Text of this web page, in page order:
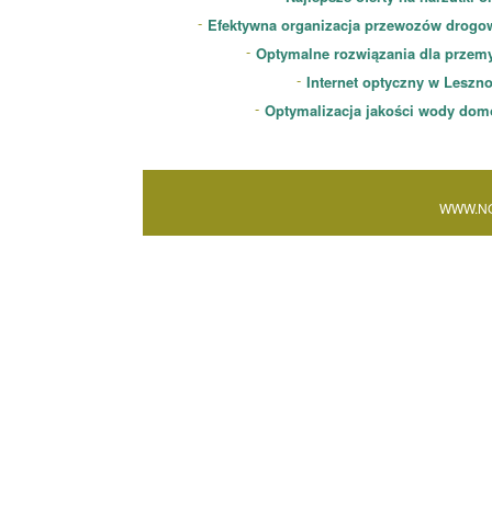
Efektywna organizacja przewozów
Optymalne rozwiązania dla
Internet optyczny w
Optymalizacja jakości wody